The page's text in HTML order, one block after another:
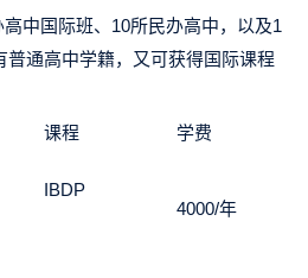
高中国际班、10所民办高中，以及1
普通高中学籍，又可获得国际课程
课程
学费
IBDP
4000/年